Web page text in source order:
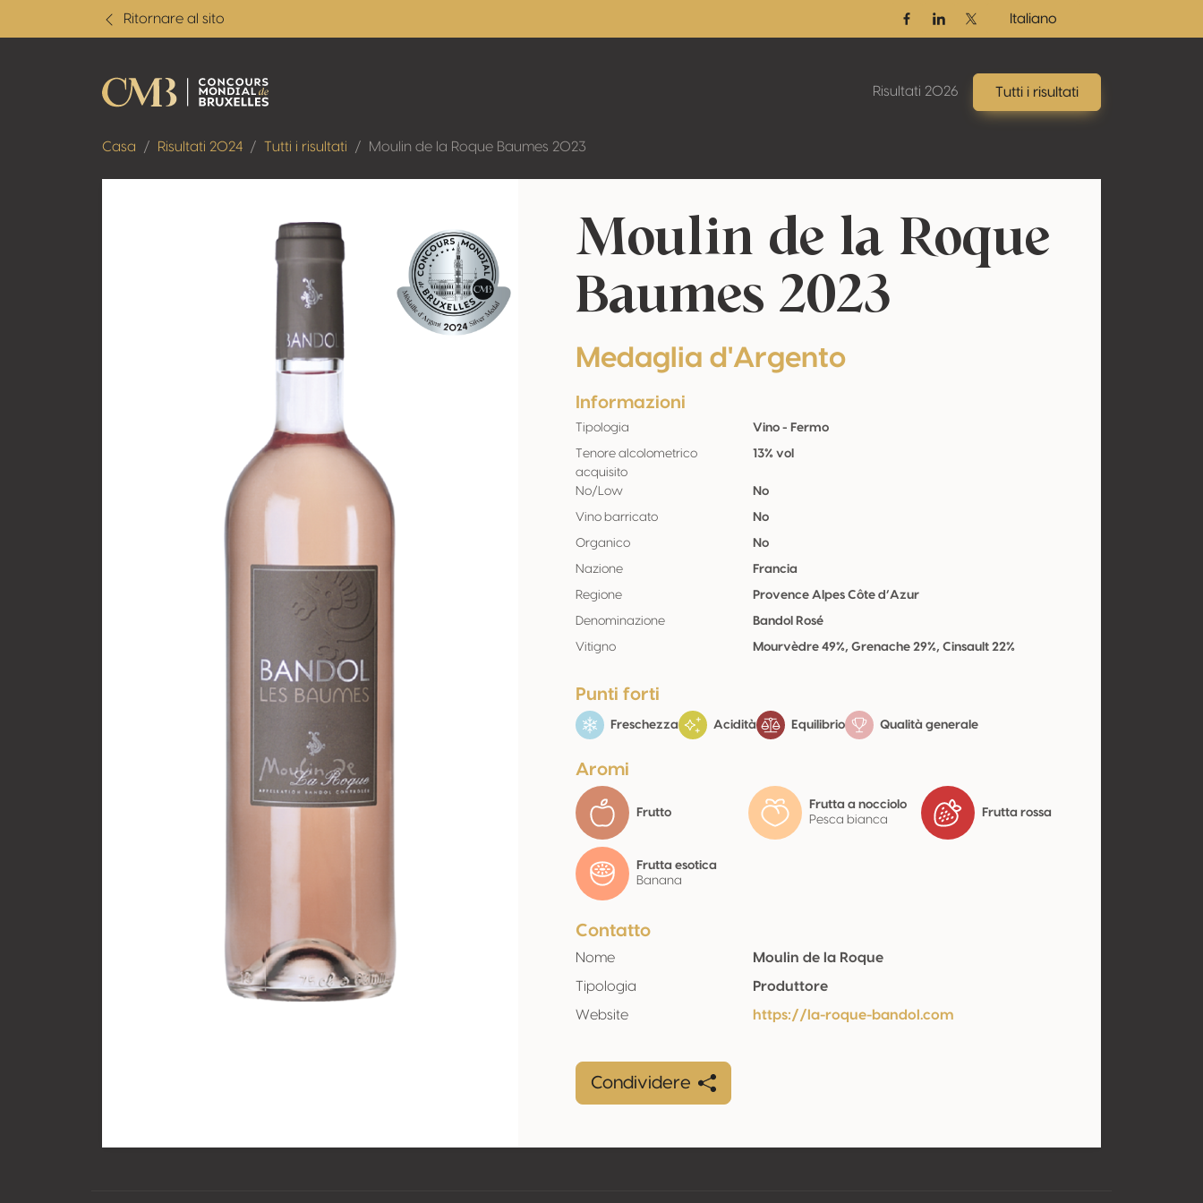
Ritornare al sito
FacebookLinkedinTwitter / X
Italiano
Risultati 2026 Tutti i risultati
Casa Risultati 2024 Tutti i risultati Moulin de la Roque Baumes 2023
Moulin de la Roque
Baumes 2023
Medaglia d'Argento
Informazioni
Tipologia Vino - Fermo
Tenore alcolometrico
acquisito
13% vol
No/Low No
Vino barricato No
Organico No
Nazione Francia
Regione Provence Alpes Côte d’Azur
Denominazione Bandol Rosé
Vitigno Mourvèdre 49%, Grenache 29%, Cinsault 22%
Punti forti
Freschezza Acidità Equilibrio Qualità generale
Aromi
Frutto
Frutta a nocciolo
Pesca bianca
Frutta rossa
Frutta esotica
Banana
Contatto
Nome
Moulin de la Roque
Tipologia
Produttore
Website
https://la-roque-bandol.com
Condividere